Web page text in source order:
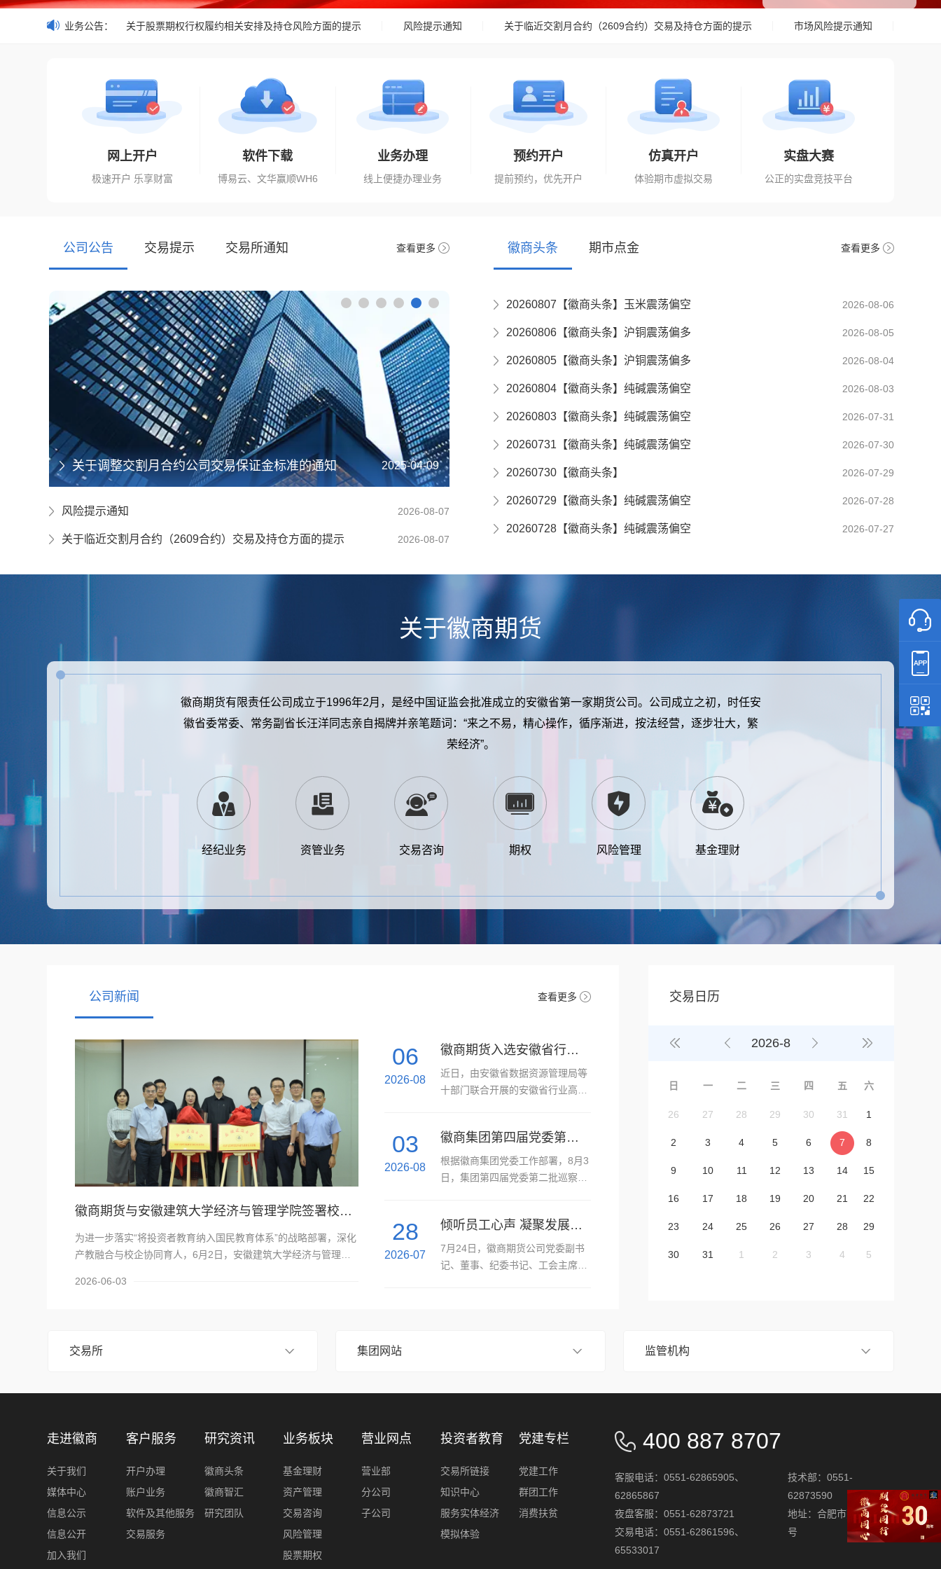
业务公告：
指令的通知 关于股票期权行权履约相关安排及持仓风险方面的提示 风险提示通知 关于临近交割月合约（2609合约）交易及持仓方面的提示 市场风险提示通知
网上开户
极速开户 乐享财富
软件下载
博易云、文华赢顺WH6
业务办理
线上便捷办理业务
预约开户
提前预约，优先开户
仿真开户
体验期市虚拟交易
实盘大赛
公正的实盘竞技平台
公司公告 交易提示 交易所通知 查看更多
关于临近交割月合约（2608合约）交易及持仓方面的提示 2026-07-03
关于市价指令上线及有关交易指令下单量的通知 2026-06-23
交易软件使用通知 2026-05-07
关于徽商e家软件下线的正式通知 2026-04-22
关于调整交割月合约公司交易保证金标准的通知 2025-04-09
关于调整交割月合约公司交易保证金标准的通知 2025-03-31
风险提示通知 2026-08-07
关于临近交割月合约（2609合约）交易及持仓方面的提示 2026-08-07
徽商头条 期市点金 查看更多
20260807【徽商头条】玉米震荡偏空 2026-08-06
20260806【徽商头条】沪铜震荡偏多 2026-08-05
20260805【徽商头条】沪铜震荡偏多 2026-08-04
20260804【徽商头条】纯碱震荡偏空 2026-08-03
20260803【徽商头条】纯碱震荡偏空 2026-07-31
20260731【徽商头条】纯碱震荡偏空 2026-07-30
20260730【徽商头条】 2026-07-29
20260729【徽商头条】纯碱震荡偏空 2026-07-28
20260728【徽商头条】纯碱震荡偏空 2026-07-27
关于徽商期货
徽商期货有限责任公司成立于1996年2月，是经中国证监会批准成立的安徽省第一家期货公司。公司成立之初，时任安
徽省委常委、常务副省长汪洋同志亲自揭牌并亲笔题词：“来之不易，精心操作，循序渐进，按法经营，逐步壮大，繁
荣经济”。
经纪业务 资管业务 交易咨询 期权 风险管理 基金理财
公司新闻 查看更多
徽商期货与安徽建筑大学经济与管理学院签署校企合作协议——校企携手推动投资者教育纳入国民教育体系
为进一步落实“将投资者教育纳入国民教育体系”的战略部署，深化
产教融合与校企协同育人，6月2日，安徽建筑大学经济与管理学
徽商期货有限责任公司，实地参观、座谈交流，并正式签署《投
毕业生就业实习基地”揭牌。这标志着双方校企合作迈入全方位、
普惠投教、提升公众金融素养的重要窗口。校方对基地的专业性
动的“第二课堂”。（参观徽商期货投资者教育基地）二、座谈交
流：共话合作基础，共谋育人新径参观结束后，双方举行座谈交
流。徽商期货董事长、总经理储进首先对校方一行的到访表示热
无到有的历程，以及公司近年来与各大高校开展的合作项目与成
果。他强调，将投资者教育纳入国民教育体系是行业长远之策，
2026-06-03
06
2026-08
徽商期货入选安徽省行业高质量数据集名单
近日，由安徽省数据资源管理局等
十部门联合开展的安徽省行业高质
功入选“优质型高质量数据集”名
单，成为省内期货行业中获此殊荣
的代表企业。此次入选，标志着徽
省级主管部门对公司数据治理能力
与数字化成果的权威认可，更是对
公司持续深化数字化转型、赋能行
期货交易全流程中的行为特征与偏
了从数据采集、清洗、加工到应用
准确性、完整性与时效性，为后续
的智能投研、精准营销、风险控制
等场景提供了坚实的数据底座。科
技赋能业务，破解金融服务痛点长
03
2026-08
徽商集团第四届党委第二批巡察组巡察徽商期货党委工作动员会召开
根据徽商集团党委工作部署，8月3
日，集团第四届党委第二批巡察组
小组副组长、纪委书记郑荣春出席
会议并讲话。动员会前，巡察组组
长张盛主持召开与徽商期货党委副
其他有关人员列席会议。张盛指
聚焦党中央和省委省政府决策部
署、省国资委党委及集团党委工作
和党员队伍建设，聚焦巡视巡察、
审计等问题整改情况，深入查找政
治偏差，推动解决突出问题，为徽
28
2026-07
倾听员工心声 凝聚发展合力——徽商期货公司召开员工恳谈会
7月24日，徽商期货公司党委副书
记、董事、纪委书记、工会主席潘
会前，公司面向员工，围绕创新业
谈会奠定了扎实的沟通基础。会
相关管理制度、政策出台背景、核
读；党群工作部通报了2026年“我
为群众办实事”项目阶段性进展情
况。在答疑交流环节，总部职能部
交易日历
2026-8
日 一 二 三 四 五 六
26 27 28 29 30 31 1
2 3 4 5 6 7 8
9 10 11 12 13 14 15
16 17 18 19 20 21 22
23 24 25 26 27 28 29
30 31 1 2 3 4 5
交易所 集团网站 监管机构
走进徽商
关于我们
媒体中心
信息公示
信息公开
加入我们
客户服务
开户办理
账户业务
软件及其他服务
交易服务
研究资讯
徽商头条
徽商智汇
研究团队
业务板块
基金理财
资产管理
交易咨询
风险管理
股票期权
营业网点
营业部
分公司
子公司
投资者教育
交易所链接
知识中心
服务实体经济
模拟体验
党建专栏
党建工作
群团工作
消费扶贫
400 887 8707
客服电话：0551-62865905、
62865867
夜盘客服：0551-62873721
交易电话：0551-62861596、
65533017
技术部：0551-
62873590
地址：合肥市芜湖路258
号